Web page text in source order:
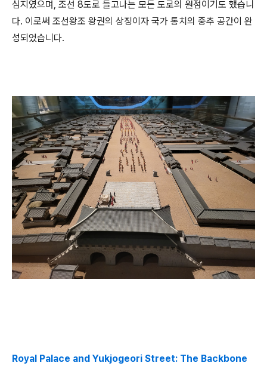
심지였으며, 조선 8도로 들고나는 모든 도로의 원점이기도 했습니
다. 이로써 조선왕조 왕권의 상징이자 국가 통치의 중추 공간이 완
성되었습니다.
Royal Palace and Yukjogeori Street: The Backbone